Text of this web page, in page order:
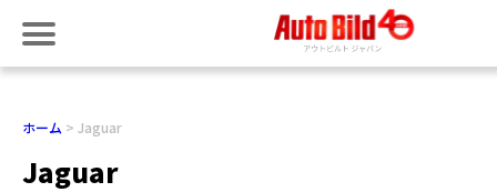
ホーム Jaguar
Jaguar